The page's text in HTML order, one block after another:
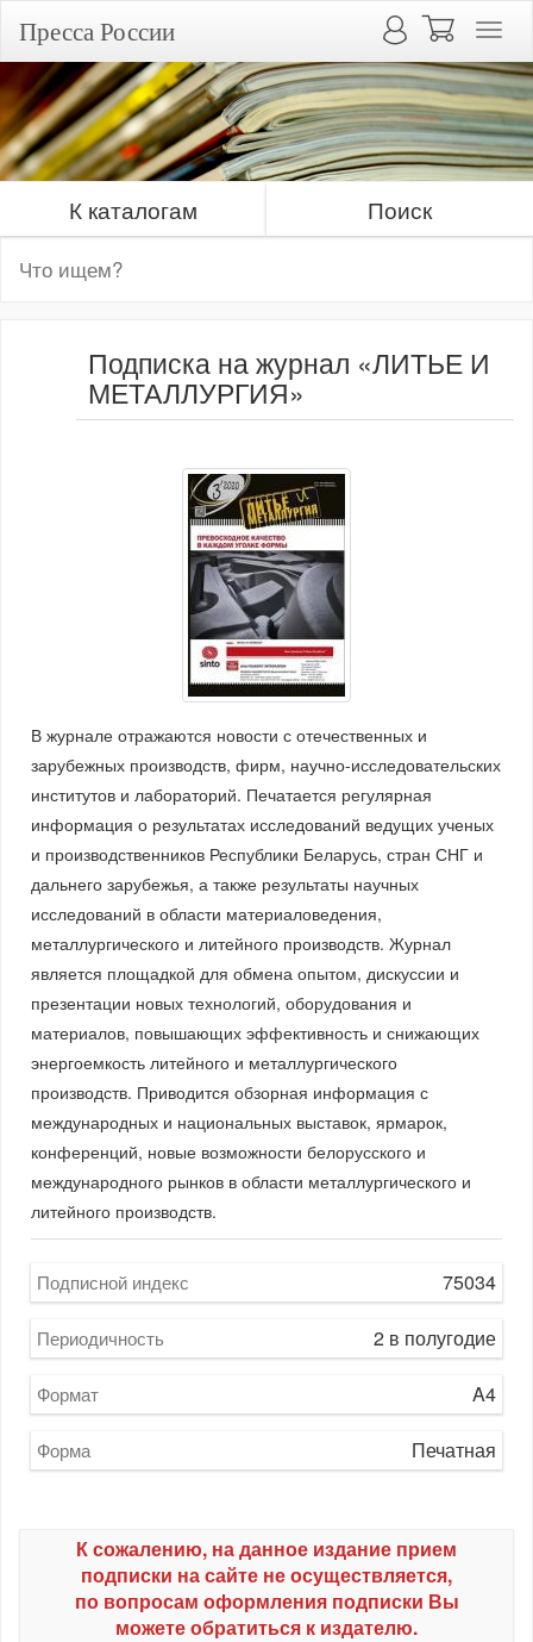
Пресса России
К каталогам Поиск
Подписка на журнал «ЛИТЬЕ И
МЕТАЛЛУРГИЯ»
В журнале отражаются новости с отечественных и
зарубежных производств, фирм, научно-исследовательских
институтов и лабораторий. Печатается регулярная
информация о результатах исследований ведущих ученых
и производственников Республики Беларусь, стран СНГ и
дальнего зарубежья, а также результаты научных
исследований в области материаловедения,
металлургического и литейного производств. Журнал
является площадкой для обмена опытом, дискуссии и
презентации новых технологий, оборудования и
материалов, повышающих эффективность и снижающих
энергоемкость литейного и металлургического
производств. Приводится обзорная информация с
международных и национальных выставок, ярмарок,
конференций, новые возможности белорусского и
международного рынков в области металлургического и
литейного производств.
Подписной индекс 75034
Периодичность 2 в полугодие
Формат A4
Форма Печатная
К сожалению, на данное издание прием
подписки на сайте не осуществляется,
по вопросам оформления подписки Вы
можете обратиться к издателю.